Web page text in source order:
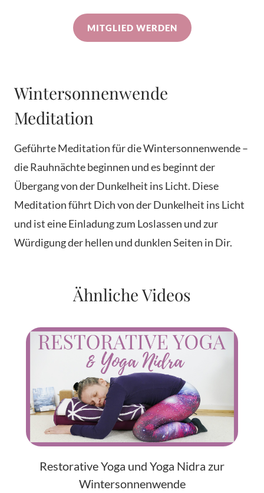
MITGLIED WERDEN
Wintersonnenwende
Meditation
Geführte Meditation für die Wintersonnenwende –
die Rauhnächte beginnen und es beginnt der
Übergang von der Dunkelheit ins Licht. Diese
Meditation führt Dich von der Dunkelheit ins Licht
und ist eine Einladung zum Loslassen und zur
Würdigung der hellen und dunklen Seiten in Dir.
Ähnliche Videos
Restorative Yoga und Yoga Nidra zur
Wintersonnenwende